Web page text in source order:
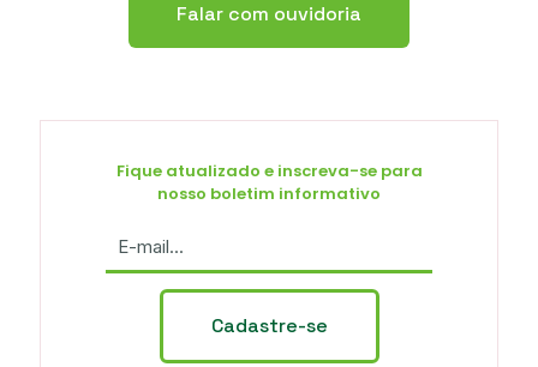
Falar com ouvidoria
Fique atualizado e inscreva-se para
nosso boletim informativo